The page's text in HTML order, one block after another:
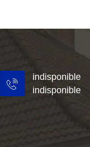
indisponible
indisponible